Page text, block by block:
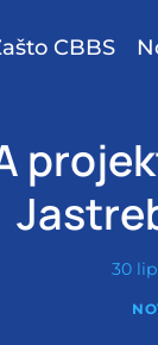
CBBS
30